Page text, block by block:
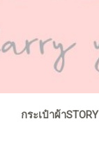
กระเป๋าผ้าSTORY